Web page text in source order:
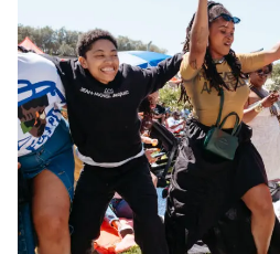
tanto presenciales como virtuales.